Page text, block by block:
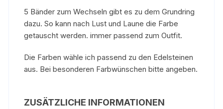
5 Bänder zum Wechseln gibt es zu dem Grundring
dazu. So kann nach Lust und Laune die Farbe
getauscht werden. immer passend zum Outfit.
Die Farben wähle ich passend zu den Edelsteinen
aus. Bei besonderen Farbwünschen bitte angeben.
ZUSÄTZLICHE INFORMATIONEN